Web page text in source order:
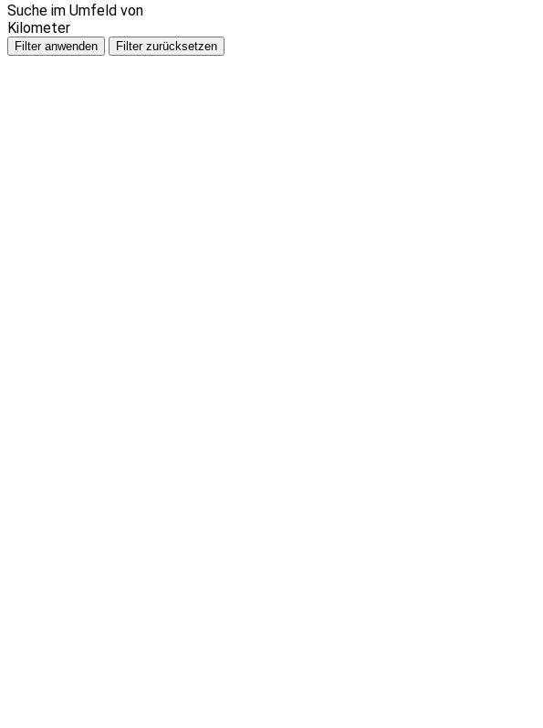
Suche im Umfeld von
Kilometer
Filter anwenden Filter zurücksetzen